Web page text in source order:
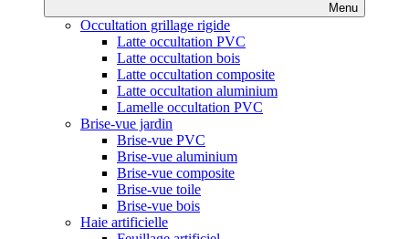
Menu
Occultation grillage rigide
Latte occultation PVC
Latte occultation bois
Latte occultation composite
Latte occultation aluminium
Lamelle occultation PVC
Brise-vue jardin
Brise-vue PVC
Brise-vue aluminium
Brise-vue composite
Brise-vue toile
Brise-vue bois
Haie artificielle